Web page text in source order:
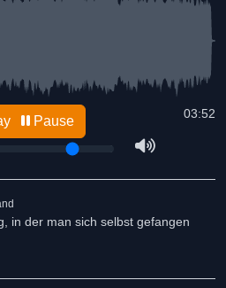
03:52
Pause
in der man sich selbst gefangen